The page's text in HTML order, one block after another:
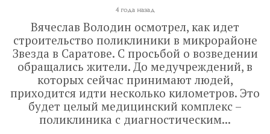
4 года назад
Вячеслав Володин осмотрел, как идет
строительство поликлиники в микрорайоне
Звезда в Саратове. С просьбой о возведении
обращались жители. До медучреждений, в
которых сейчас принимают людей,
приходится идти несколько километров. Это
будет целый медицинский комплекс –
поликлиника с диагностическим...